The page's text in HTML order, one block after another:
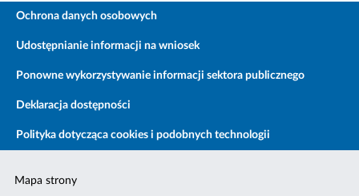
Ochrona danych osobowych
Udostępnianie informacji na wniosek
Ponowne wykorzystywanie informacji sektora publicznego
Deklaracja dostępności
Polityka dotycząca cookies i podobnych technologii
Mapa strony